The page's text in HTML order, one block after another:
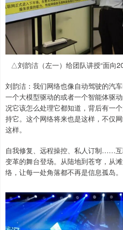
△刘韵洁（左一）给团队讲授“面向
刘韵洁：我们网络也像自动驾驶的汽
一个大模型驱动的或者一个智能体驱
况它该怎么处理它都知道，背后有一
持它。这个网络将来也是这样，不仅
这样。
自我修复、远程操控、私人订制……
变革的舞台登场。从陆地到苍穹，从
络，让每一处角落都不再是信息孤岛。